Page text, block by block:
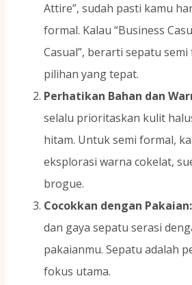
Attire”, sudah pasti kamu
formal. Kalau “Business
Casual”, berarti sepatu
pilihan yang tepat.
Perhatikan Bahan dan
selalu prioritaskan kulit
hitam. Untuk semi formal,
eksplorasi warna cokelat,
brogue.
Cocokkan dengan Pakaian:
dan gaya sepatu serasi
pakaianmu. Sepatu adalah
fokus utama.